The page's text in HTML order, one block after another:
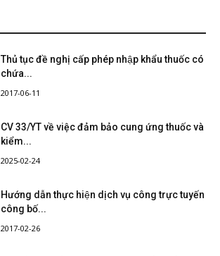
Thủ tục đề nghị cấp phép nhập khẩu thuốc có
chứa...
2017-06-11
CV 33/YT về việc đảm bảo cung ứng thuốc và
kiểm...
2025-02-24
Hướng dẫn thực hiện dịch vụ công trực tuyến
công bố...
2017-02-26